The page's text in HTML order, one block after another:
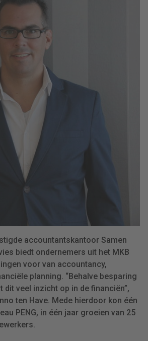
accountantskantoor Samen
biedt ondernemers uit het MKB
voor van accountancy,
planning. “Behalve besparing
dit veel inzicht op in de financiën”,
ten Have. Mede hierdoor kon één
PENG, in één jaar groeien van 25